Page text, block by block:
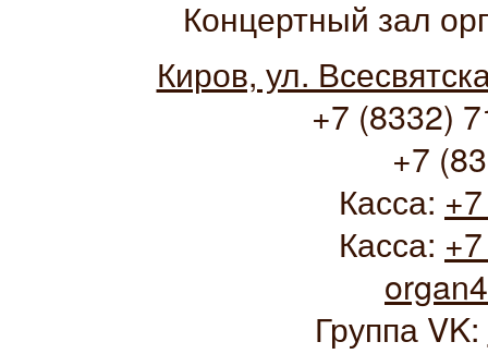
Концертный зал
Киров, ул.
+7 (8332)
+7
Касса:
Касса:
Группа VK: